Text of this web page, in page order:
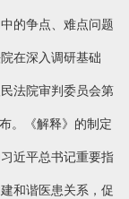
的争点、难点问题
在深入调研基础
法院审判委员会第
。《解释》的制定
近平总书记重要指
和谐医患关系，促